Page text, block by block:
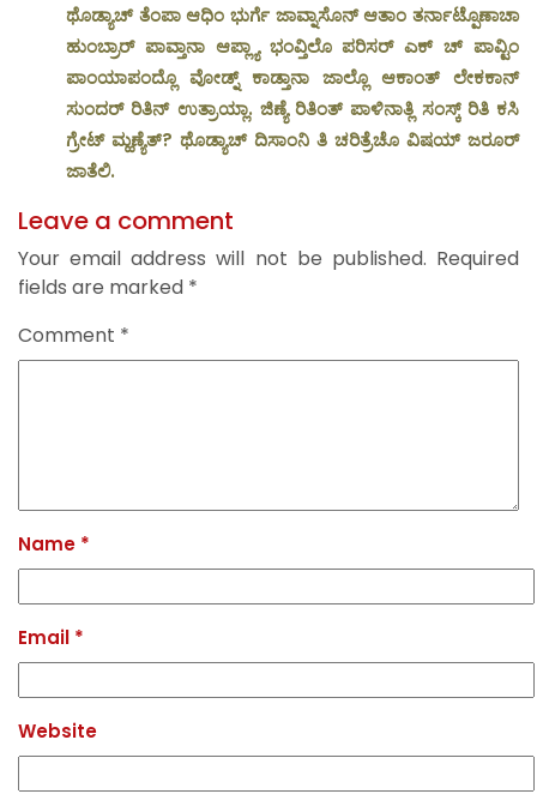
ಥೊಡ್ಯಾಚ್ ತೆಂಪಾ ಆಧಿಂ ಭುರ್ಗೆ ಜಾವ್ನಾಸೊನ್ ಆತಾಂ ತರ್ನಾಟ್ಪೊಣಾಚಾ
ಹುಂಬ್ರಾರ್ ಪಾವ್ತಾನಾ ಆಪ್ಲ್ಯಾ ಭಂವ್ತಿಲೊ ಪರಿಸರ್ ಎಕ್ ಚ್ ಪಾವ್ಟಿಂ
ಪಾಂಯಾಪಂದ್ಲೊ ವೋಡ್ನ್ ಕಾಡ್ತಾನಾ ಜಾಲ್ಲೊ ಆಕಾಂತ್ ಲೇಕಕಾನ್
ಸುಂದರ್ ರಿತಿನ್ ಉತ್ರಾಯ್ಲಾ. ಜಿಣ್ಯೆ ರಿತಿಂತ್ ಪಾಳಿನಾತ್ಲಿ ಸಂಸ್ಕ್ ರಿತಿ ಕಸಿ
ಗ್ರೇಟ್ ಮ್ಹಣ್ಯೆತ್? ಥೊಡ್ಯಾಚ್ ದಿಸಾಂನಿ ತಿ ಚರಿತ್ರೆಚೊ ವಿಷಯ್ ಜರೂರ್
ಜಾತೆಲಿ.
Leave a comment
Your email address will not be published. Required
fields are marked *
Comment *
Name *
Email *
Website